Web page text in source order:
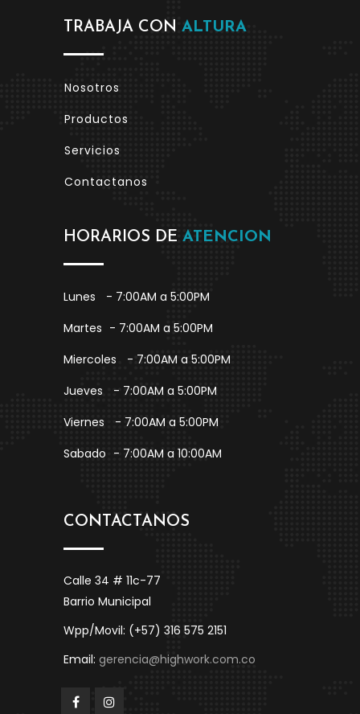
TRABAJA CON ALTURA
Nosotros
Productos
Servicios
Contactanos
HORARIOS DE ATENCION
Lunes
- 7:00AM a 5:00PM
Martes - 7:00AM a 5:00PM
Miercoles
- 7:00AM a 5:00PM
Jueves
- 7:00AM a 5:00PM
Viernes
- 7:00AM a 5:00PM
Sabado - 7:00AM a 10:00AM
CONTACTANOS
Calle 34 # 11c-77
Barrio Municipal
Wpp/Movil: (+57) 316 575 2151
Email: gerencia@highwork.com.co